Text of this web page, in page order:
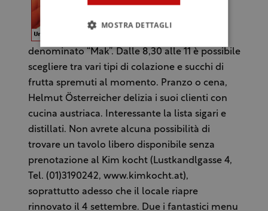
denominato “Mak”. Dalle 8,30 alle 11 è possibile
scegliere tra vari tipi di colazione e succhi di
frutta spremuti al momento. Pranzo o cena,
Helmut Österreicher delizia i suoi clienti con
cucina austriaca. Interessante la lista sigari e
distillati. Non avrete alcuna possibilità di
trovare un tavolo libero disponibile senza
prenotazione al Kim kocht (Lustkandlgasse 4,
Tel. (01)3190242, www.kimkocht.at),
soprattutto adesso che il locale riapre
rinnovato il 4 settembre. Due i fantastici menu
MOSTRA DETTAGLI